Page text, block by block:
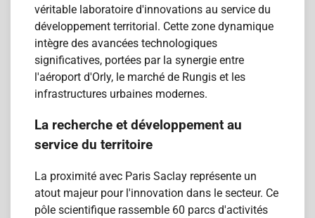
véritable laboratoire d'innovations au service du
développement territorial. Cette zone dynamique
intègre des avancées technologiques
significatives, portées par la synergie entre
l'aéroport d'Orly, le marché de Rungis et les
infrastructures urbaines modernes.
La recherche et développement au
service du territoire
La proximité avec Paris Saclay représente un
atout majeur pour l'innovation dans le secteur. Ce
pôle scientifique rassemble 60 parcs d'activités